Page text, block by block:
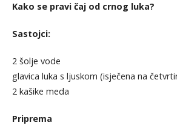
Kako se pravi čaj od crnog luka?
Sastojci:
2 šolje vode
glavica luka s ljuskom (isječena na
2 kašike meda
Priprema